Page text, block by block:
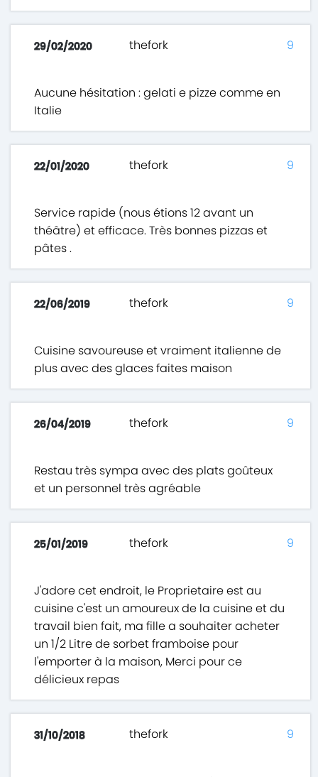
29/02/2020 thefork
Aucune hésitation : gelati e pizze comme en
Italie
9
22/01/2020 thefork
Service rapide (nous étions 12 avant un
théâtre) et efficace. Très bonnes pizzas et
pâtes .
9
22/06/2019 thefork
Cuisine savoureuse et vraiment italienne de
plus avec des glaces faites maison
9
26/04/2019 thefork
Restau très sympa avec des plats goûteux
et un personnel très agréable
9
25/01/2019 thefork
J'adore cet endroit, le Proprietaire est au
cuisine c'est un amoureux de la cuisine et du
travail bien fait, ma fille a souhaiter acheter
un 1/2 Litre de sorbet framboise pour
l'emporter à la maison, Merci pour ce
délicieux repas
9
31/10/2018 thefork 9